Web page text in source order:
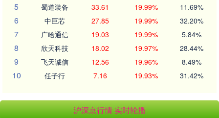
5 蜀道装备 33.61 19.99% 11.69%
6 中巨芯 27.85 19.99% 32.20%
7 广哈通信 19.03 19.99% 5.84%
8 欣天科技 18.02 19.97% 28.44%
9 飞天诚信 12.56 19.96% 8.49%
10 任子行 7.16 19.93% 31.42%
沪深京行情 实时轮播